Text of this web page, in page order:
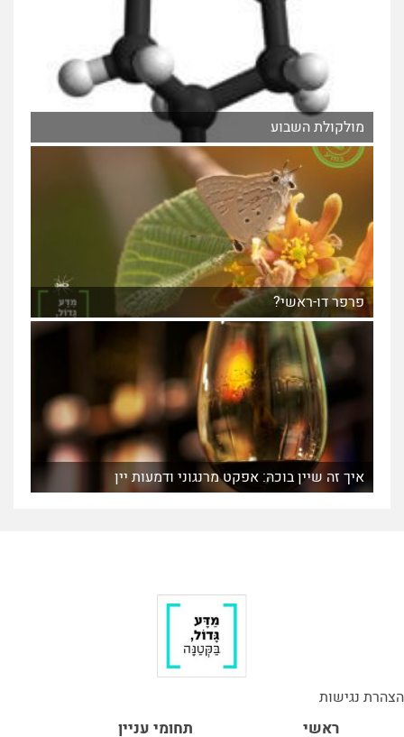
מולקולת השבוע
פרפר דו-ראשי?
איך זה שיין בוכה: אפקט מרנגוני ודמעות יין
הצהרת נגישות
ראשי תחומי עניין